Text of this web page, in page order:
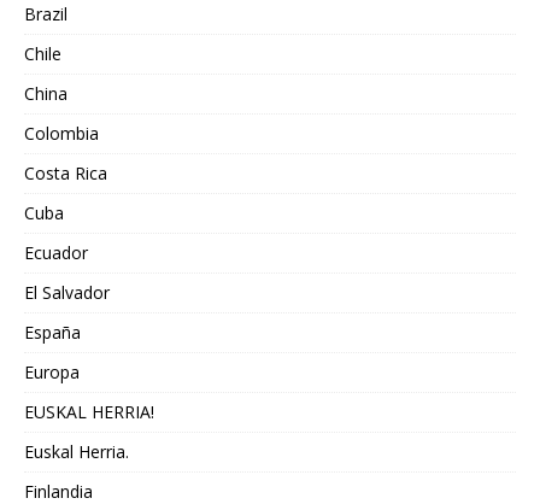
Brazil
Chile
China
Colombia
Costa Rica
Cuba
Ecuador
El Salvador
España
Europa
EUSKAL HERRIA!
Euskal Herria.
Finlandia